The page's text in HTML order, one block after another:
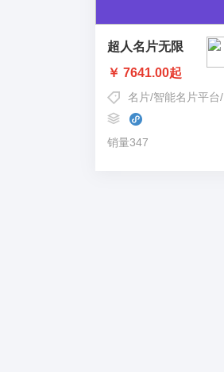
超人名片无限
￥ 7641.00起
名片/智能名片平台/
销量347